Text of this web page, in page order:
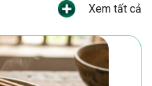
Xem tất cả